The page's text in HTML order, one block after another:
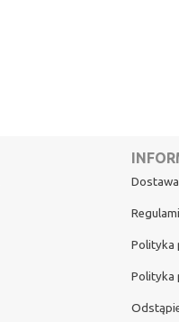
Polityka
Polityka